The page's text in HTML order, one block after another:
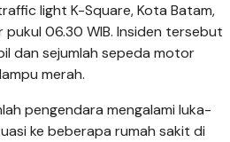
light K-Square, Kota Batam,
06.30 WIB. Insiden tersebut
dan sejumlah sepeda motor
merah.
pengendara mengalami luka-
ke beberapa rumah sakit di